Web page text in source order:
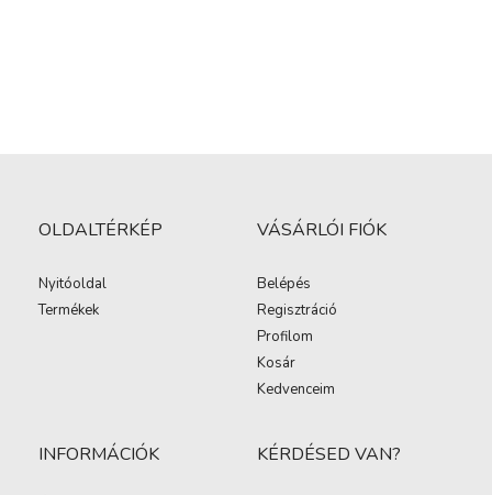
OLDALTÉRKÉP
Nyitóoldal
Termékek
VÁSÁRLÓI FIÓK
Belépés
Regisztráció
Profilom
Kosár
Kedvenceim
INFORMÁCIÓK KÉRDÉSED VAN?